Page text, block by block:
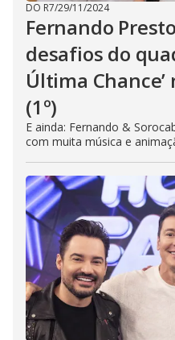
DO R7/29/11/2024
Fernando
desafios do
Última
(1º)
E ainda: Fernando &
com muita música e